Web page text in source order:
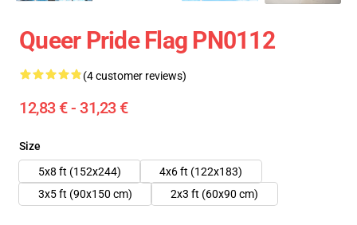
Queer Pride Flag PN0112
(4 customer reviews)
12,83 € - 31,23 €
Size
5x8 ft (152x244)
4x6 ft (122x183)
3x5 ft (90x150 cm)
2x3 ft (60x90 cm)